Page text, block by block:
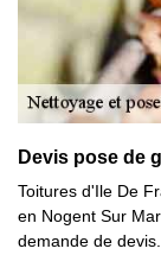
Devis pose de
Toitures d'Ile De
en Nogent Sur
demande de